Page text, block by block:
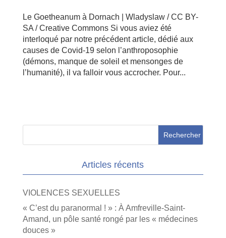
Le Goetheanum à Dornach | Wladyslaw / CC BY-
SA / Creative Commons Si vous aviez été
interloqué par notre précédent article, dédié aux
causes de Covid-19 selon l’anthroposophie
(démons, manque de soleil et mensonges de
l’humanité), il va falloir vous accrocher. Pour...
Articles récents
VIOLENCES SEXUELLES
« C’est du paranormal ! » : À Amfreville-Saint-
Amand, un pôle santé rongé par les « médecines
douces »